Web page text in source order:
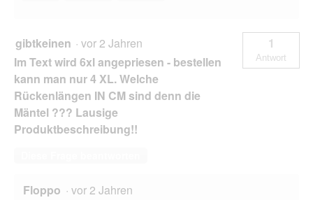
gibtkeinen · vor 2 Jahren
Im Text wird 6xl angepriesen - bestellen
kann man nur 4 XL. Welche
Rückenlängen IN CM sind denn die
Mäntel ??? Lausige
Produktbeschreibung!!
1
Antwort
Floppo · vor 2 Jahren